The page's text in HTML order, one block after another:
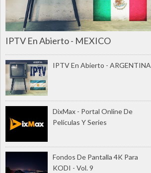
IPTV En Abierto - MEXICO
IPTV En Abierto - ARGENTINA
DixMax - Portal Online De
Películas Y Series
Fondos De Pantalla 4K Para
KODI - Vol. 9